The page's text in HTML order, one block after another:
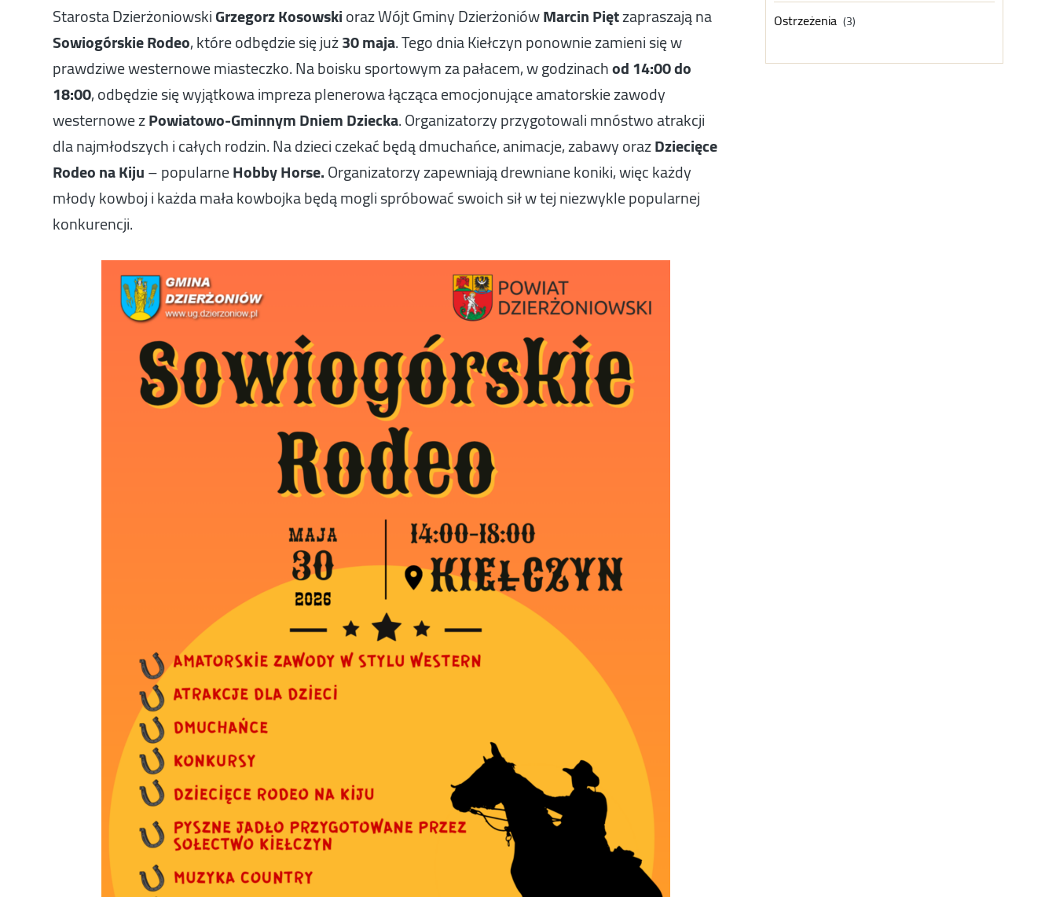
Starosta DzierżoniowskiGrzegorz Kosowskioraz Wójt Gminy DzierżoniówMarcin Piętzapraszają na
Sowiogórskie Rodeo, które odbędzie się już30 maja. Tego dnia Kiełczyn ponownie zamieni się w
prawdziwe westernowe miasteczko. Na boisku sportowym za pałacem, w godzinachod 14:00 do
18:00, odbędzie się wyjątkowa impreza plenerowa łącząca emocjonujące amatorskie zawody
westernowe zPowiatowo-Gminnym Dniem Dziecka. Organizatorzy przygotowali mnóstwo atrakcji
dla najmłodszych i całych rodzin. Na dzieci czekać będą dmuchańce, animacje, zabawy orazDziecięce
Rodeo na Kiju– popularneHobby Horse.Organizatorzy zapewniają drewniane koniki, więc każdy
młody kowboj i każda mała kowbojka będą mogli spróbować swoich sił w tej niezwykle popularnej
konkurencji.
Ostrzeżenia (3)